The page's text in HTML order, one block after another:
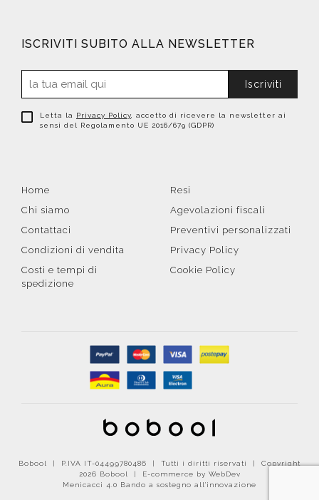
ISCRIVITI SUBITO ALLA NEWSLETTER
Iscriviti
Letta la Privacy Policy , accetto di ricevere la newsletter ai
sensi del Regolamento UE 2016/679 (GDPR)
Home
Chi siamo
Contattaci
Condizioni di vendita
Costi e tempi di
spedizione
Resi
Agevolazioni fiscali
Preventivi personalizzati
Privacy Policy
Cookie Policy
Bobool | P.IVA IT-04499780486 | Tutti i diritti riservati | Copyright
2026 Bobool |
E-commerce by WebDev
Menicacci 4.0 Bando a sostegno all'innovazione